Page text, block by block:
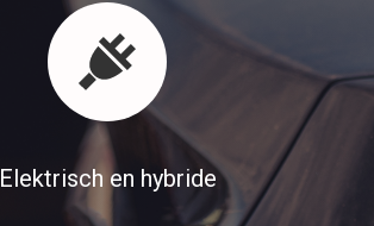
Elektrisch en hybride